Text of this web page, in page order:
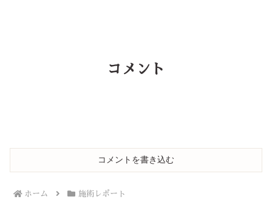
コメント
コメントを書き込む
ホーム 施術レポート